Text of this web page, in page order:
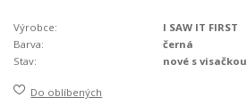
Výrobce:
I SAW IT FIRST
Barva:
černá
Stav:
nové s visačkou
Do oblíbených